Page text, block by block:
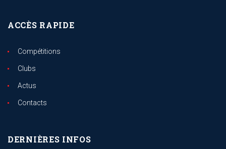
ACCÈS RAPIDE
Compétitions
Clubs
Actus
Contacts
DERNIÈRES INFOS